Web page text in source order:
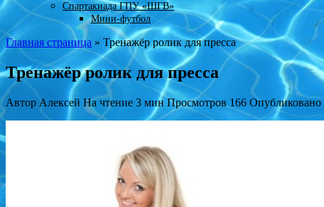
Спартакиада ГПУ «ШГВ»
Мини-футбол
Главная страница » Тренажёр ролик для пресса
Тренажёр ролик для пресса
Автор Алексей На чтение 3 мин Просмотров 166 Опубликовано